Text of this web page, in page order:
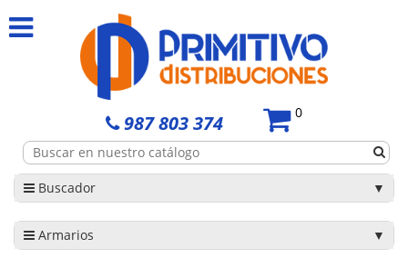
987 803 374 0
Buscador
Armarios